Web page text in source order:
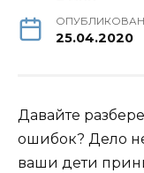
25.04.2020
Давайте
ошибок? Дело не
ваши дети